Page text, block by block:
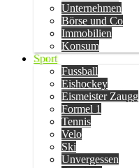
Unternehmen
Börse und Co
Immobilien
Konsum
Sport
Fussball
Eishockey
Eismeister Zaugg
Formel 1
Tennis
Velo
Ski
Unvergessen